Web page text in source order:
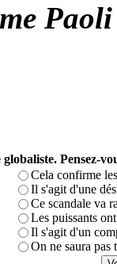
Paoli
Pensez-
Cela confirme
Il s'agit d'une
Ce scandale va
Les puissants
Il s'agit d'un
On ne saura pas